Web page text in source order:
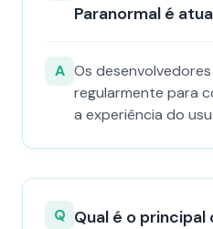
Paranormal é
A Os
regularmente para
a experiência do
Q Qual é o